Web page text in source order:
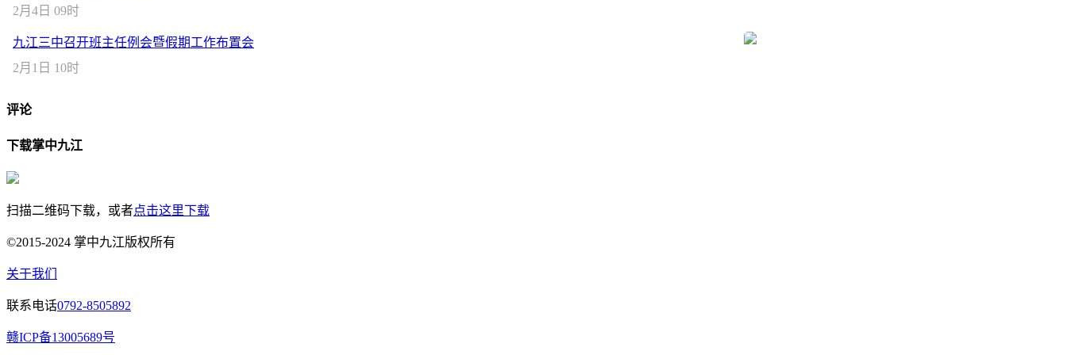
2月4日 09时
九江三中召开班主任例会暨假期工作布置会
2月1日 10时
评论
下载掌中九江
扫描二维码下载，或者点击这里下载
©2015-2024 掌中九江版权所有
关于我们
联系电话0792-8505892
赣ICP备13005689号